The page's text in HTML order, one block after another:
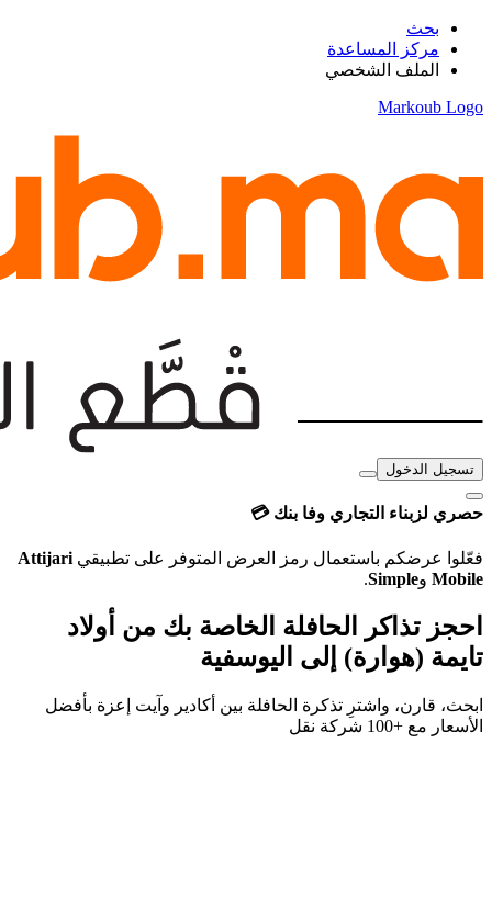
بحث
مركز المساعدة
الملف الشخصي
Markoub Logo
تسجيل الدخول
حصري لزبناء التجاري وفا بنك 💳
فعّلوا عرضكم باستعمال رمز العرض المتوفر على تطبيقي Attijari
Mobile وSimple
.
احجز تذاكر الحافلة الخاصة بك من أولاد
تايمة (هوارة) إلى اليوسفية
ابحث، قارن، واشترِ تذكرة الحافلة بين أكادير و آيت إعزة بأفضل
الأسعار مع +100 شركة نقل